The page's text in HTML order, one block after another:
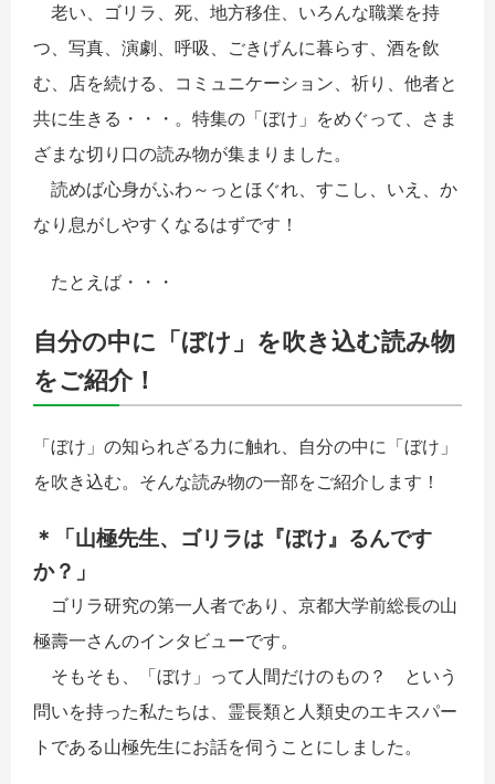
老い、ゴリラ、死、地方移住、いろんな職業を持
つ、写真、演劇、呼吸、ごきげんに暮らす、酒を飲
む、店を続ける、コミュニケーション、祈り、他者と
共に生きる・・・。特集の「ぼけ」をめぐって、さま
ざまな切り口の読み物が集まりました。
読めば心身がふわ～っとほぐれ、すこし、いえ、か
なり息がしやすくなるはずです！
たとえば・・・
自分の中に「ぼけ」を吹き込む読み物
をご紹介！
「ぼけ」の知られざる力に触れ、自分の中に「ぼけ」
を吹き込む。そんな読み物の一部をご紹介します！
＊「山極先生、ゴリラは『ぼけ』るんです
か？」
ゴリラ研究の第一人者であり、京都大学前総長の山
極壽一さんのインタビューです。
そもそも、「ぼけ」って人間だけのもの？ という
問いを持った私たちは、霊長類と人類史のエキスパー
トである山極先生にお話を伺うことにしました。